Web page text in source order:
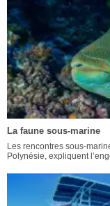
La faune sous-marine
Les rencontres sous-
Polynésie, expliquent